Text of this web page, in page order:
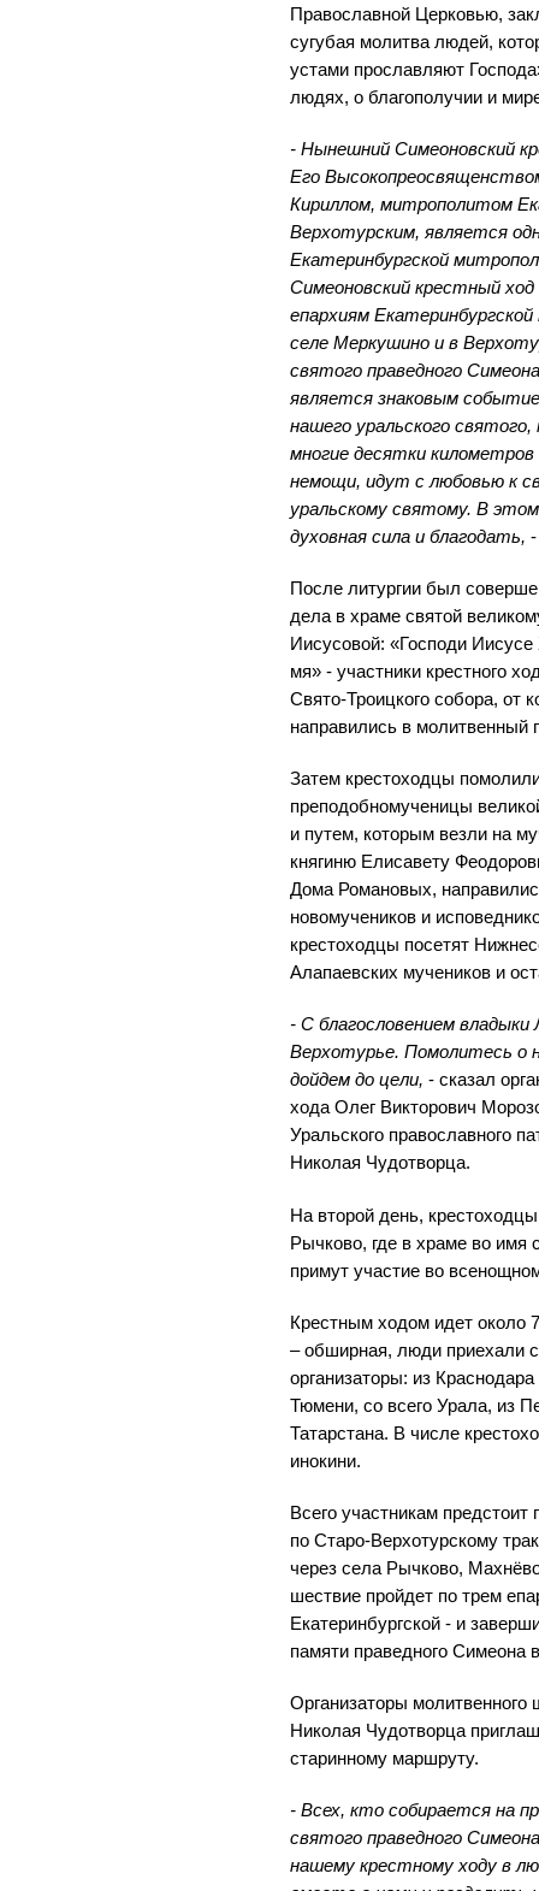
Православной Церковью,
сугубая молитва людей,
устами прославляют
людях, о благополучии и
- Нынешний Симеоновский
Его
Кириллом, митрополитом
Верхотурским, является
Екатеринбургской
Симеоновский крестный
епархиям
селе Меркушино и в
святого праведного
является знаковым
нашего уральского
многие десятки
немощи, идут с любовью к
уральскому святому. В
духовная сила и благодать,
После литургии был
дела в храме святой
Иисусовой: «Господи
мя» - участники крестного
Свято-Троицкого собора, от
направились в молитвенный
Затем крестоходцы
преподобномученицы
и путем, которым везли на
княгиню Елисавету
Дома Романовых,
новомучеников и
крестоходцы посетят
Алапаевских мучеников и
- С благословением владыки
Верхотурье. Помолитесь о
дойдем до цели, - сказал
хода Олег Викторович
Уральского православного
Николая Чудотворца.
На второй день,
Рычково, где в храме во имя
примут участие во
Крестным ходом идет около
– обширная, люди приехали
организаторы: из
Тюмени, со всего Урала, из
Татарстана. В числе
инокини.
Всего участникам
по Старо-Верхотурскому
через села Рычково,
шествие пройдет по трем
Екатеринбургской - и
памяти праведного Симеона
Организаторы
Николая Чудотворца
старинному маршруту.
- Всех, кто собирается на
святого праведного
нашему крестному ходу в